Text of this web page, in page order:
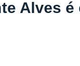
Alves